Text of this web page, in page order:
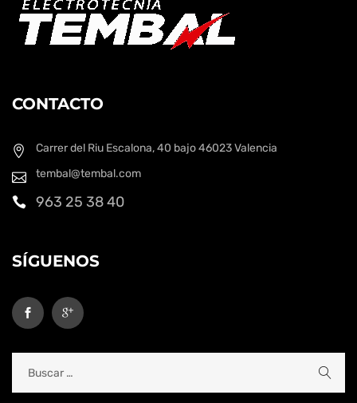
CONTACTO
Carrer del Riu Escalona, 40 bajo46023 Valencia
tembal@tembal.com
963 25 38 40
SÍGUENOS